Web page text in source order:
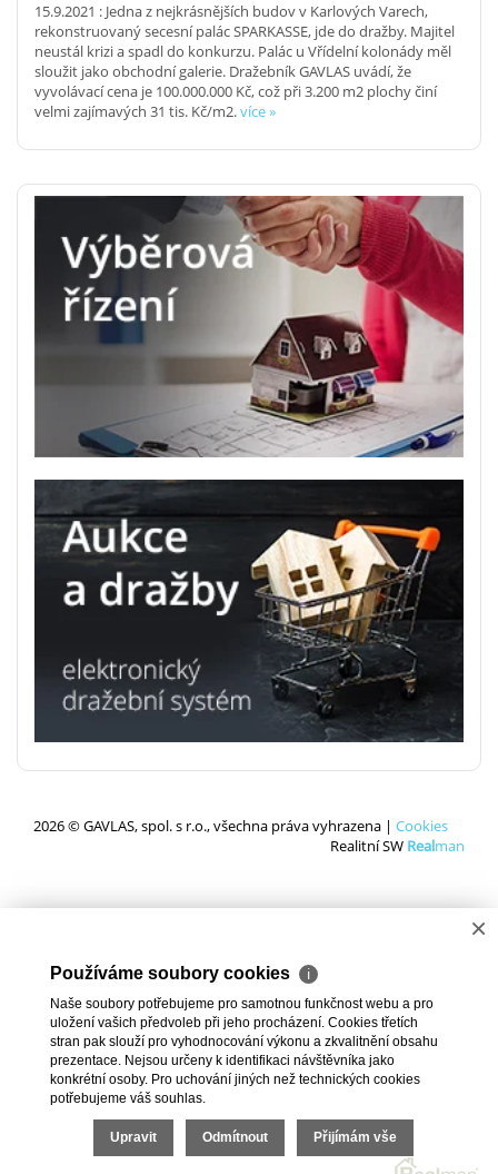
15.9.2021 : Jedna z nejkrásnějších budov v Karlových Varech,
rekonstruovaný secesní palác SPARKASSE, jde do dražby. Majitel
neustál krizi a spadl do konkurzu. Palác u Vřídelní kolonády měl
sloužit jako obchodní galerie. Dražebník GAVLAS uvádí, že
vyvolávací cena je 100.000.000 Kč, což při 3.200 m2 plochy činí
velmi zajímavých 31 tis. Kč/m2.více »
2026 © GAVLAS, spol. s r.o., všechna práva vyhrazena | Cookies
Realitní SW Realman
×
Používáme soubory cookies ℹ
Naše soubory potřebujeme pro samotnou funkčnost webu a pro
uložení vašich předvoleb při jeho procházení. Cookies třetích
stran pak slouží pro vyhodnocování výkonu a zkvalitnění obsahu
prezentace. Nejsou určeny k identifikaci návštěvníka jako
konkrétní osoby. Pro uchování jiných než technických cookies
potřebujeme váš souhlas.
Upravit Odmítnout Přijímám vše